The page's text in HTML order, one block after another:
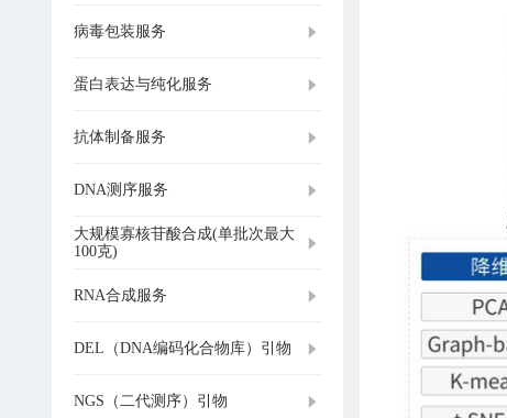
病毒包装服务
蛋白表达与纯化服务
抗体制备服务
DNA测序服务
大规模寡核苷酸合成(单批次最大
100克)
RNA合成服务
DEL（DNA编码化合物库）引物
NGS（二代测序）引物